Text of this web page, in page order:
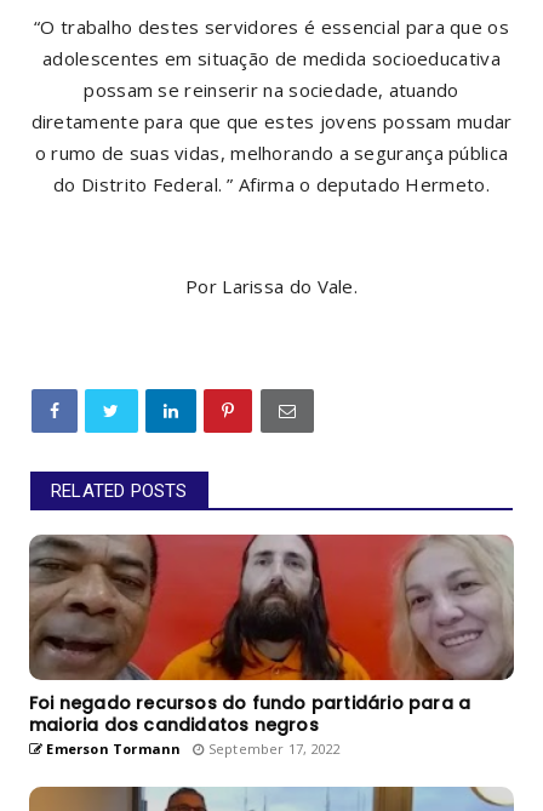
“O trabalho destes servidores é essencial para que os
adolescentes em situação de medida socioeducativa
possam se reinserir na sociedade, atuando
diretamente para que que estes jovens possam mudar
o rumo de suas vidas, melhorando a segurança pública
do Distrito Federal. ” Afirma o deputado Hermeto.
Por Larissa do Vale.
RELATED POSTS
Foi negado recursos do fundo partidário para a
maioria dos candidatos negros
Emerson Tormann September 17, 2022